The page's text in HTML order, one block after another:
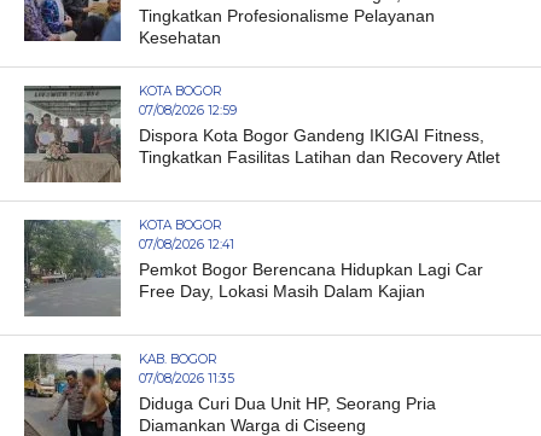
Tingkatkan Profesionalisme Pelayanan
Kesehatan
KOTA BOGOR
07/08/2026 12:59
Dispora Kota Bogor Gandeng IKIGAI Fitness,
Tingkatkan Fasilitas Latihan dan Recovery Atlet
KOTA BOGOR
07/08/2026 12:41
Pemkot Bogor Berencana Hidupkan Lagi Car
Free Day, Lokasi Masih Dalam Kajian
KAB. BOGOR
07/08/2026 11:35
Diduga Curi Dua Unit HP, Seorang Pria
Diamankan Warga di Ciseeng